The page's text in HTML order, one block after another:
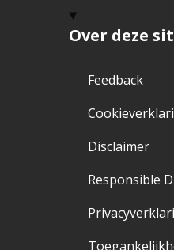
Over deze
Feedback
Disclaimer
Responsible